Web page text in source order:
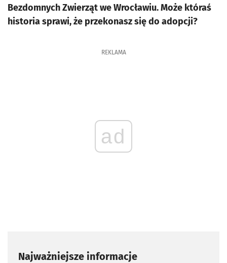
Bezdomnych Zwierząt we Wrocławiu. Może któraś
historia sprawi, że przekonasz się do adopcji?
REKLAMA
ad
Najważniejsze informacje